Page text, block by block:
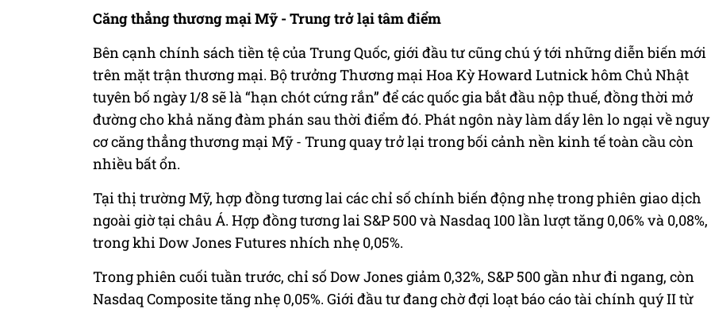
Căng thẳng thương mại Mỹ - Trung trở lại tâm điểm
Bên cạnh chính sách tiền tệ của Trung Quốc, giới đầu tư cũng chú ý tới những diễn biến mới
trên mặt trận thương mại. Bộ trưởng Thương mại Hoa Kỳ Howard Lutnick hôm Chủ Nhật
tuyên bố ngày 1/8 sẽ là “hạn chót cứng rắn” để các quốc gia bắt đầu nộp thuế, đồng thời mở
đường cho khả năng đàm phán sau thời điểm đó. Phát ngôn này làm dấy lên lo ngại về nguy
cơ căng thẳng thương mại Mỹ - Trung quay trở lại trong bối cảnh nền kinh tế toàn cầu còn
nhiều bất ổn.
Tại thị trường Mỹ, hợp đồng tương lai các chỉ số chính biến động nhẹ trong phiên giao dịch
ngoài giờ tại châu Á. Hợp đồng tương lai S&P 500 và Nasdaq 100 lần lượt tăng 0,06% và 0,08%,
trong khi Dow Jones Futures nhích nhẹ 0,05%.
Trong phiên cuối tuần trước, chỉ số Dow Jones giảm 0,32%, S&P 500 gần như đi ngang, còn
Nasdaq Composite tăng nhẹ 0,05%. Giới đầu tư đang chờ đợi loạt báo cáo tài chính quý II từ